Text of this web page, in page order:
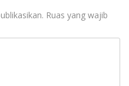
Ruas yang wajib